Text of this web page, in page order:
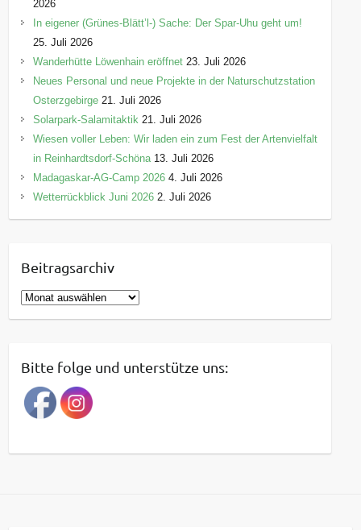
2026
In eigener (Grünes-Blätt’l-) Sache: Der Spar-Uhu geht um!
25. Juli 2026
Wanderhütte Löwenhain eröffnet 23. Juli 2026
Neues Personal und neue Projekte in der Naturschutzstation
Osterzgebirge 21. Juli 2026
Solarpark-Salamitaktik 21. Juli 2026
Wiesen voller Leben: Wir laden ein zum Fest der Artenvielfalt
in Reinhardtsdorf-Schöna 13. Juli 2026
Madagaskar-AG-Camp 2026 4. Juli 2026
Wetterrückblick Juni 2026 2. Juli 2026
Beitragsarchiv
B
e
r
a
g
a
Bitte folge und unterstütze uns: